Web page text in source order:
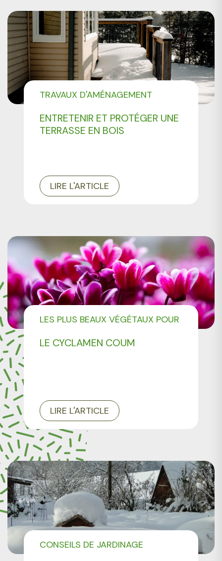
ENTRETENIR ET PROTÉGER UNE
TERRASSE EN BOIS
TRAVAUX D'AMÉNAGEMENT
LIRE L'ARTICLE
LE CYCLAMEN COUM
LES PLUS BEAUX VÉGÉTAUX POUR
LIRE L'ARTICLE
CONSEILS DE JARDINAGE